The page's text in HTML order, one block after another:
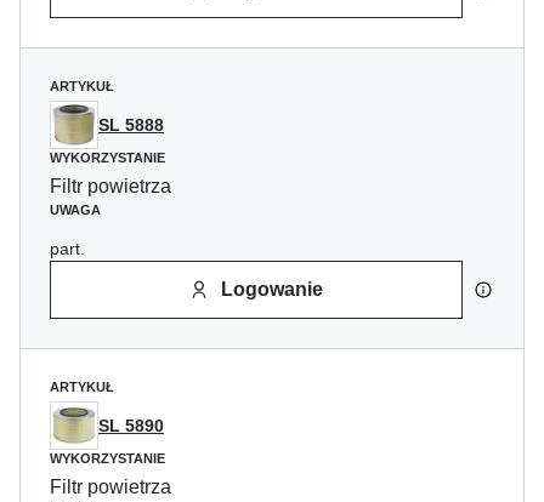
ARTYKUŁ
SL 5888
WYKORZYSTANIE
Filtr powietrza
UWAGA
part.
Logowanie
ARTYKUŁ
SL 5890
WYKORZYSTANIE
Filtr powietrza